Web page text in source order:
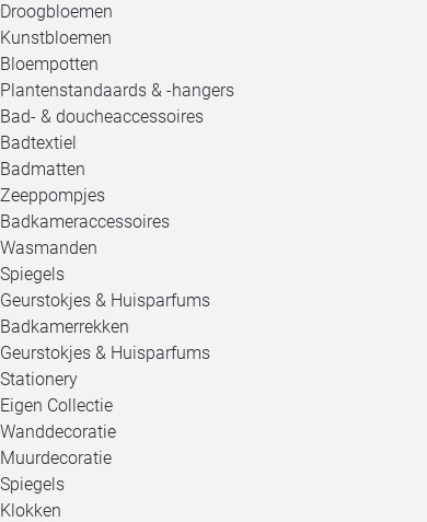
Droogbloemen
Kunstbloemen
Bloempotten
Plantenstandaards & -hangers
Bad- & doucheaccessoires
Badtextiel
Badmatten
Zeeppompjes
Badkameraccessoires
Wasmanden
Spiegels
Geurstokjes & Huisparfums
Badkamerrekken
Geurstokjes & Huisparfums
Stationery
Eigen Collectie
Wanddecoratie
Muurdecoratie
Spiegels
Klokken